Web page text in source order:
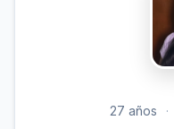
27 años ·